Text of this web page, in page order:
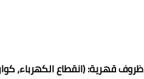
​ظروف قهرية: (انقطاع الكهرباء،